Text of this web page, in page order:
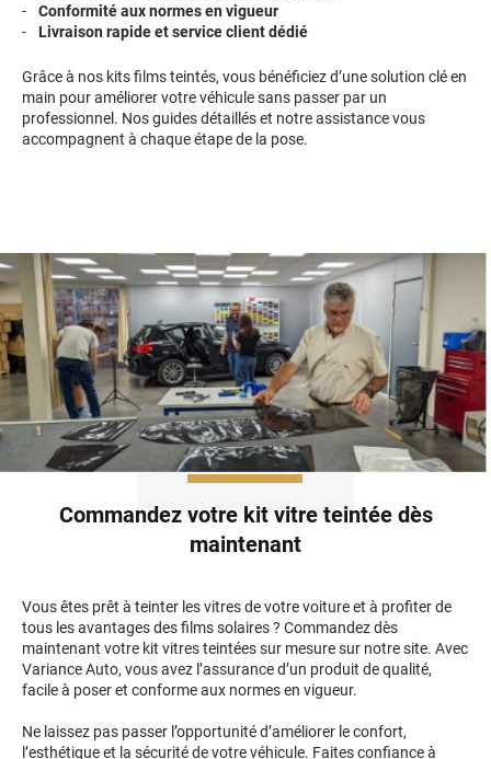
Conformité aux normes en vigueur
Livraison rapide et service client dédié
Grâce à nos kits films teintés, vous bénéficiez d’une solution clé en
main pour améliorer votre véhicule sans passer par un
professionnel. Nos guides détaillés et notre assistance vous
accompagnent à chaque étape de la pose.
Commandez votre kit vitre teintée dès
maintenant
Vous êtes prêt à teinter les vitres de votre voiture et à profiter de
tous les avantages des films solaires ? Commandez dès
maintenant votre kit vitres teintées sur mesure sur notre site. Avec
Variance Auto, vous avez l’assurance d’un produit de qualité,
facile à poser et conforme aux normes en vigueur.
Ne laissez pas passer l’opportunité d’améliorer le confort,
l’esthétique et la sécurité de votre véhicule. Faites confiance à